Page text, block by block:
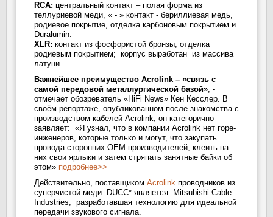
RCA: центральный контакт – полая форма из
теллуриевой меди, « - » контакт - бериллиевая медь,
родиевое покрытие, отделка карбоновым покрытием и
Duralumin.
XLR: контакт из фосфористой бронзы, отделка
родиевым покрытием; корпус выработан из массива
латуни.
Важнейшее преимущество Acrolink – «связь с
самой передовой металлургической базой», -
отмечает обозреватель «HiFi News» Кен Кесслер. В
своём репортаже, опубликованном после знакомства с
производством кабелей Acrolink, он категорично
заявляет: «Я узнал, что в компании Acrolink нет горе-
инженеров, которые только и могут, что закупать
провода сторонних OEM-производителей, клеить на
них свои ярлыки и затем стряпать занятные байки об
этом» подробнее>>
Действительно, поставщиком Acrolinkпроводников из
суперчистой меди DUCC* является Mitsubishi Cable
Industries, разработавшая технологию для идеальной
передачи звукового сигнала.